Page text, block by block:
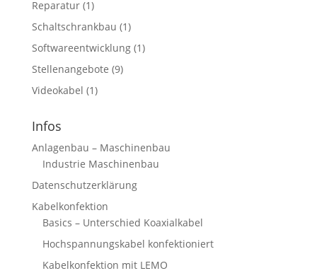
Reparatur(1)
Schaltschrankbau (1)
Softwareentwicklung(1)
Stellenangebote (9)
Videokabel (1)
Infos
Anlagenbau – Maschinenbau
Industrie Maschinenbau
Datenschutzerklärung
Kabelkonfektion
Basics – Unterschied Koaxialkabel
Hochspannungskabel konfektioniert
Kabelkonfektion mit LEMO